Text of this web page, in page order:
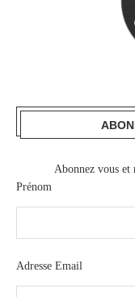
Abonnez vous et
Prénom
Adresse Email